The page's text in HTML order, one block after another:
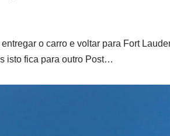
o carro e voltar para Fort
isto fica para outro Post…